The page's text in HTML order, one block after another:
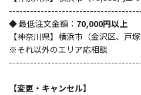
◆ 最低注文金額： 70,000円以上
【神奈川県】横浜市（金沢区、戸
※それ以外のエリア応相談
【変更・キャンセル】